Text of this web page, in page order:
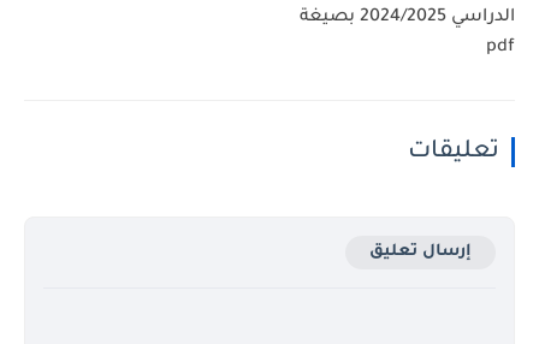
الدراسي 2024/2025 بصيغة
pdf
تعليقات
إرسال تعليق